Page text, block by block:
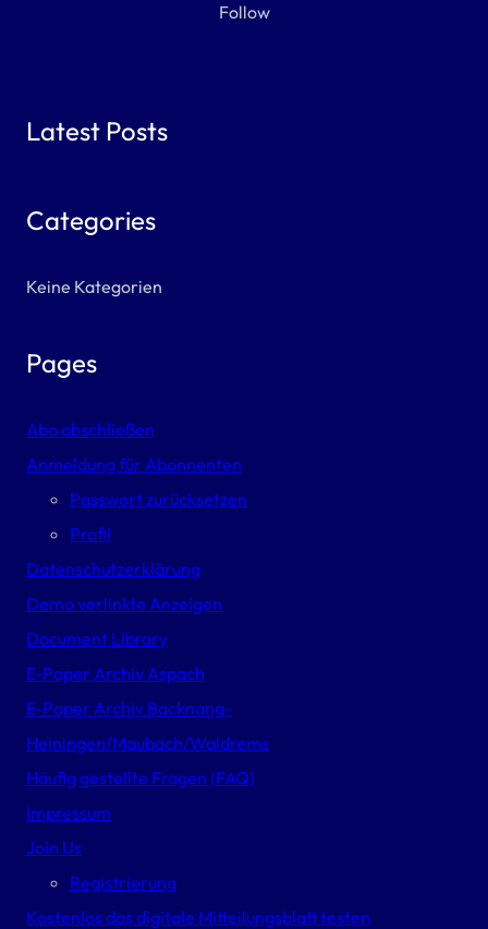
Follow
Latest Posts
Categories
Keine Kategorien
Pages
Abo abschließen
Anmeldung für Abonnenten
Passwort zurücksetzen
Profil
Datenschutzerklärung
Demo verlinkte Anzeigen
Document Library
E-Paper Archiv Aspach
E-Paper Archiv Backnang-
Heiningen/Maubach/Waldrems
Häufig gestellte Fragen (FAQ)
Impressum
Join Us
Registrierung
Kostenlos das digitale Mitteilungsblatt testen